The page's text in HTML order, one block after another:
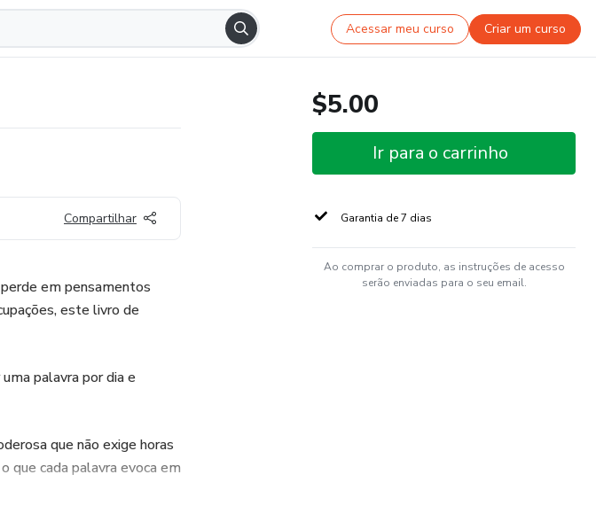
Acessar meu curso Criar um curso
Compartilhar
em pensamentos
este livro de
palavra por dia e
que não exige horas
que cada palavra evoca em
$5.00
Ir para o carrinho
Garantia de 7 dias
Ao comprar o produto, as instruções de acesso
serão enviadas para o seu email.